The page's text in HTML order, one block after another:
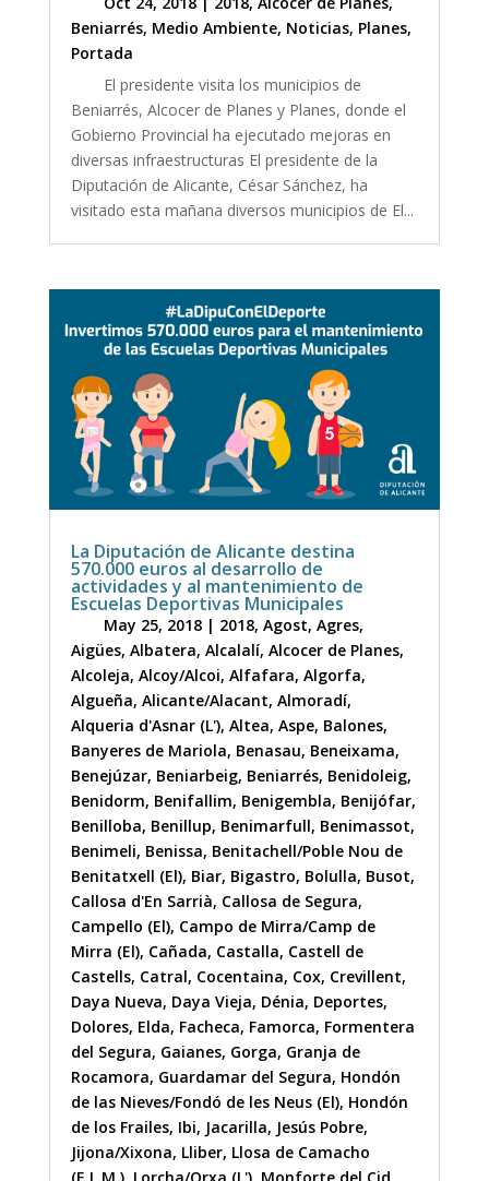
Beniarrés, Medio Ambiente, Noticias, Planes,
Portada
El presidente visita los municipios de
Beniarrés, Alcocer de Planes y Planes, donde el
Gobierno Provincial ha ejecutado mejoras en
diversas infraestructuras El presidente de la
Diputación de Alicante, César Sánchez, ha
visitado esta mañana diversos municipios de El...
La Diputación de Alicante destina
570.000 euros al desarrollo de
actividades y al mantenimiento de
Escuelas Deportivas Municipales
May 25, 2018| 2018, Agost, Agres,
Aigües, Albatera, Alcalalí, Alcocer de Planes,
Alcoleja, Alcoy/Alcoi, Alfafara, Algorfa,
Algueña, Alicante/Alacant, Almoradí,
Alqueria d'Asnar (L'), Altea, Aspe, Balones,
Banyeres de Mariola, Benasau, Beneixama,
Benejúzar, Beniarbeig, Beniarrés, Benidoleig,
Benidorm, Benifallim, Benigembla, Benijófar,
Benilloba, Benillup, Benimarfull, Benimassot,
Benimeli, Benissa, Benitachell/Poble Nou de
Benitatxell (El), Biar, Bigastro, Bolulla, Busot,
Callosa d'En Sarrià, Callosa de Segura,
Campello (El), Campo de Mirra/Camp de
Mirra (El), Cañada, Castalla, Castell de
Castells, Catral, Cocentaina, Cox, Crevillent,
Daya Nueva, Daya Vieja, Dénia, Deportes,
Dolores, Elda, Facheca, Famorca, Formentera
del Segura, Gaianes, Gorga, Granja de
Rocamora, Guardamar del Segura, Hondón
de las Nieves/Fondó de les Neus (El), Hondón
de los Frailes, Ibi, Jacarilla, Jesús Pobre,
Jijona/Xixona, Lliber, Llosa de Camacho